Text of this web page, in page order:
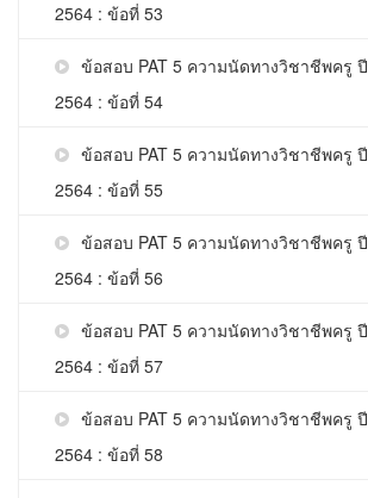
2564 : ข้อที่ 53
ข้อสอบ PAT 5 ความนัดทางวิชาชีพครู ปี
2564 : ข้อที่ 54
ข้อสอบ PAT 5 ความนัดทางวิชาชีพครู ปี
2564 : ข้อที่ 55
ข้อสอบ PAT 5 ความนัดทางวิชาชีพครู ปี
2564 : ข้อที่ 56
ข้อสอบ PAT 5 ความนัดทางวิชาชีพครู ปี
2564 : ข้อที่ 57
ข้อสอบ PAT 5 ความนัดทางวิชาชีพครู ปี
2564 : ข้อที่ 58